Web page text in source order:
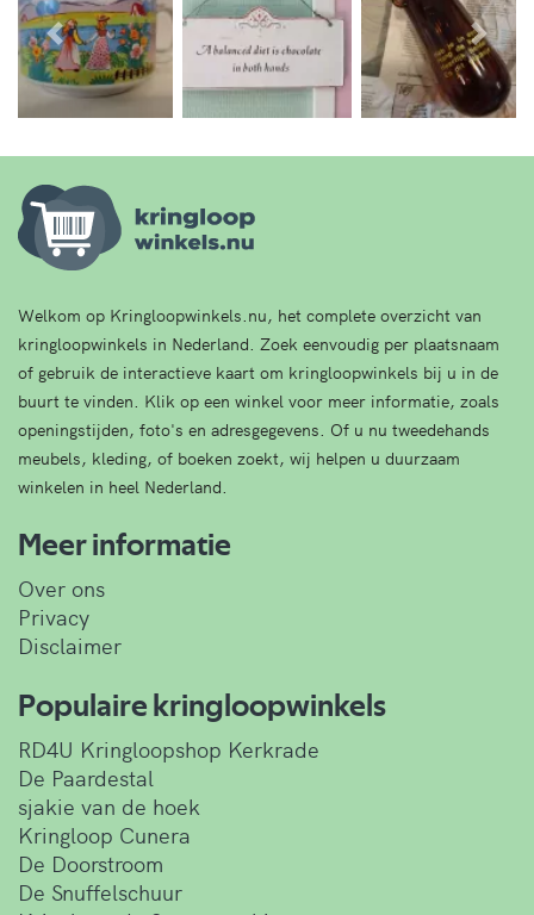
Vorige
Welkom op Kringloopwinkels.nu, het complete overzicht van
kringloopwinkels in Nederland. Zoek eenvoudig per plaatsnaam
of gebruik de interactieve kaart om kringloopwinkels bij u in de
buurt te vinden. Klik op een winkel voor meer informatie, zoals
openingstijden, foto's en adresgegevens. Of u nu tweedehands
meubels, kleding, of boeken zoekt, wij helpen u duurzaam
winkelen in heel Nederland.
Meer informatie
Over ons
Privacy
Disclaimer
Populaire kringloopwinkels
RD4U Kringloopshop Kerkrade
De Paardestal
sjakie van de hoek
Kringloop Cunera
De Doorstroom
De Snuffelschuur